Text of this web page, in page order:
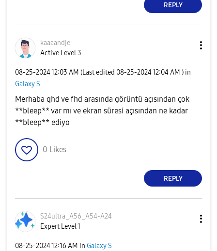
REPLY
kaaaandje
Active Level 3
‎08-25-202412:03 AM (Last edited ‎08-25-202412:04 AM ) in
Galaxy S
Merhaba qhd ve fhd arasında görüntü açısından çok
**bleep** var mı ve ekran süresi açısından ne kadar
**bleep** ediyo
0 Likes
REPLY
S24ultra_A56_A54-A24
Expert Level 1
‎08-25-202412:16 AM in Galaxy S